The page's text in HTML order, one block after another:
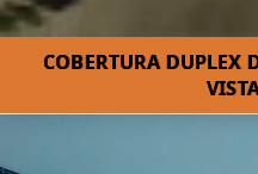
COBERTURA DUPLEX